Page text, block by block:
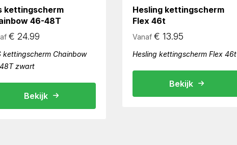
kettingscherm
46-48T
€ 24.99
kettingscherm Chainbow
zwart
Bekijk
Hesling kettingscherm
Flex 46t
Vanaf € 13.95
Hesling kettingscherm Flex 46t
Bekijk